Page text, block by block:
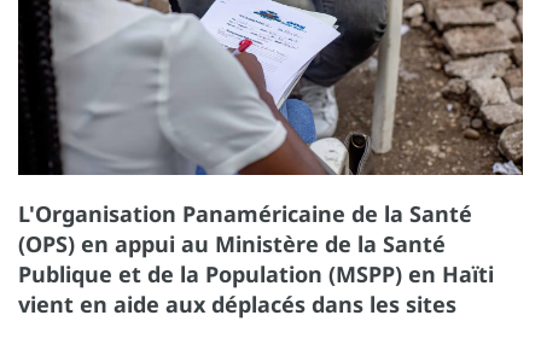
L'Organisation Panaméricaine de la Santé
(OPS) en appui au Ministère de la Santé
Publique et de la Population (MSPP) en Haïti
vient en aide aux déplacés dans les sites